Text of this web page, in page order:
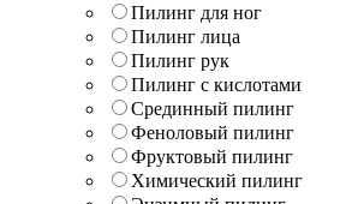
Пилинг для ног
Пилинг лица
Пилинг рук
Пилинг с кислотами
Срединный пилинг
Феноловый пилинг
Фруктовый пилинг
Химический пилинг